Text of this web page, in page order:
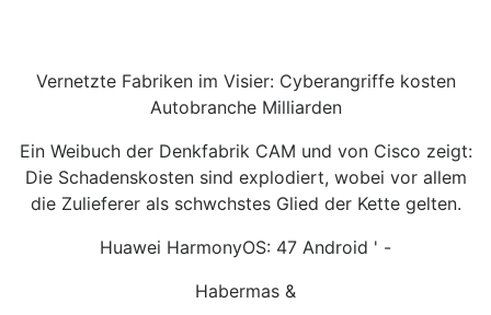
Vernetzte Fabriken im Visier: Cyberangriffe kosten
Autobranche Milliarden
Ein Weibuch der Denkfabrik CAM und von Cisco zeigt:
Die Schadenskosten sind explodiert, wobei vor allem
die Zulieferer als schwchstes Glied der Kette gelten.
Huawei HarmonyOS: 47 Android ' -
Habermas &